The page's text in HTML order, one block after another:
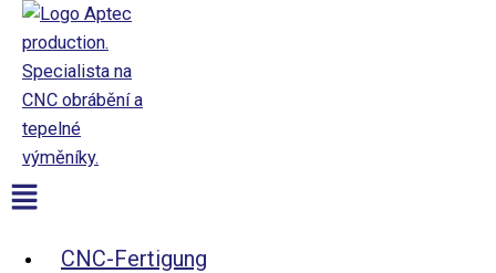
Přeskočit
na
obsah
Aptec production
Menü
CNC-Fertigung